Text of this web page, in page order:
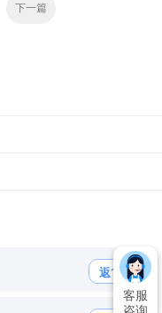
下一篇
返110%
客服
咨询